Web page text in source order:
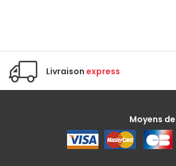
Livraison express
Moyens